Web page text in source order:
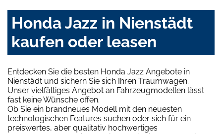
Honda Jazz in Nienstädt
kaufen oder leasen
Entdecken Sie die besten Honda Jazz Angebote in
Nienstädt und sichern Sie sich Ihren Traumwagen.
Unser vielfältiges Angebot an Fahrzeugmodellen lässt
fast keine Wünsche offen.
Ob Sie ein brandneues Modell mit den neuesten
technologischen Features suchen oder sich für ein
preiswertes, aber qualitativ hochwertiges